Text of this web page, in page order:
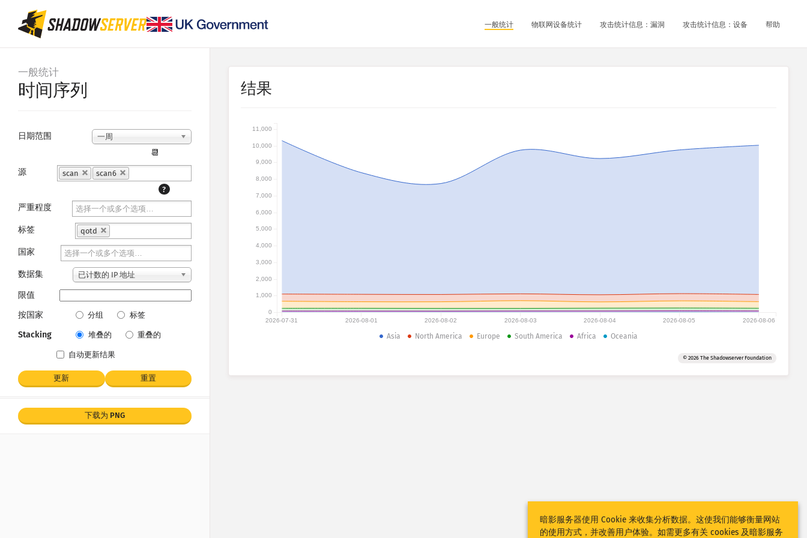
一般统计 物联网设备统计 攻击统计信息：漏洞 攻击统计信息：设备 帮助
一般统计
时间序列
日期范围 一周
📆
源
scan
scan6
?
严重程度
标签 qotd
国家
数据集 已计数的 IP 地址
限值
按国家
分组 标签
Stacking 堆叠的 重叠的
自动更新结果
更新 重置
下载为 PNG
结果
2026-07-31 2026-08-01 2026-08-02 2026-08-03 2026-08-04 2026-08-05 2026-08-06
0
1,000
2,000
3,000
4,000
5,000
6,000
7,000
8,000
9,000
10,000
11,000
Asia North America Europe South America Africa Oceania
© 2026 The Shadowserver Foundation
暗影服务器使用 Cookie 来收集分析数据。这使我们能够衡量网站
的使用方式，并改善用户体验。如需更多有关 cookies 及暗影服务